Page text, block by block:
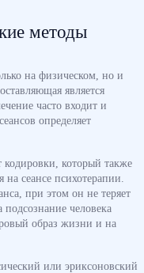
методы
на физическом, но и
является
часто входит и
определяет
который также
сеансе психотерапии.
при этом он не теряет
человека
образ жизни и на
или эриксоновский